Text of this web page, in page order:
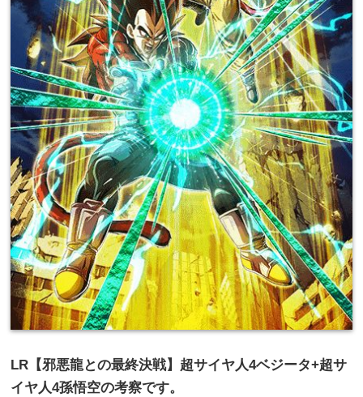
LR【邪悪龍との最終決戦】超サイヤ人4ベジータ+超サ
イヤ人4孫悟空の考察です。